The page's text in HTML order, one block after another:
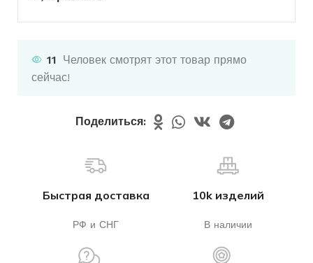
11 Человек смотрят этот товар прямо
сейчас!
Поделиться:
Быстрая доставка
РФ и СНГ
10k изделий
В наличии